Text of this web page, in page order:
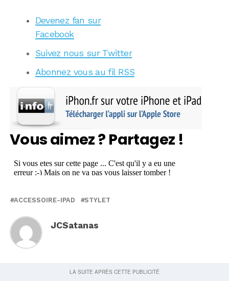
Devenez fan sur
Facebook
Suivez nous sur Twitter
Abonnez vous au fil RSS
Vous aimez ? Partagez !
ACCESSOIRE-IPAD STYLET
JCSatanas